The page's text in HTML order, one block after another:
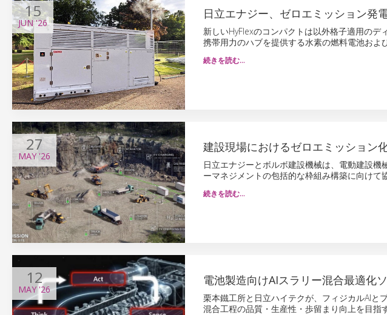
15
JUN'26
日立エナジー、ゼロエミッション発
新しいHyFlexのコンパクトは以外格子適用のデ
携帯用力のハブを提供する水素の燃料電池および
続きを読む…
27
MAY '26
建設現場におけるゼロエミッション
日立エナジーとボルボ建設機械は、電動建設
ーマネジメントの包括的な枠組み構築に向けて
続きを読む…
12
MAY '26
電池製造向けAIスラリー混合最適化
栗本鐵工所と日立ハイテクが、フィジカルAIと
混合工程の品質・生産性・歩留まり向上を目指す